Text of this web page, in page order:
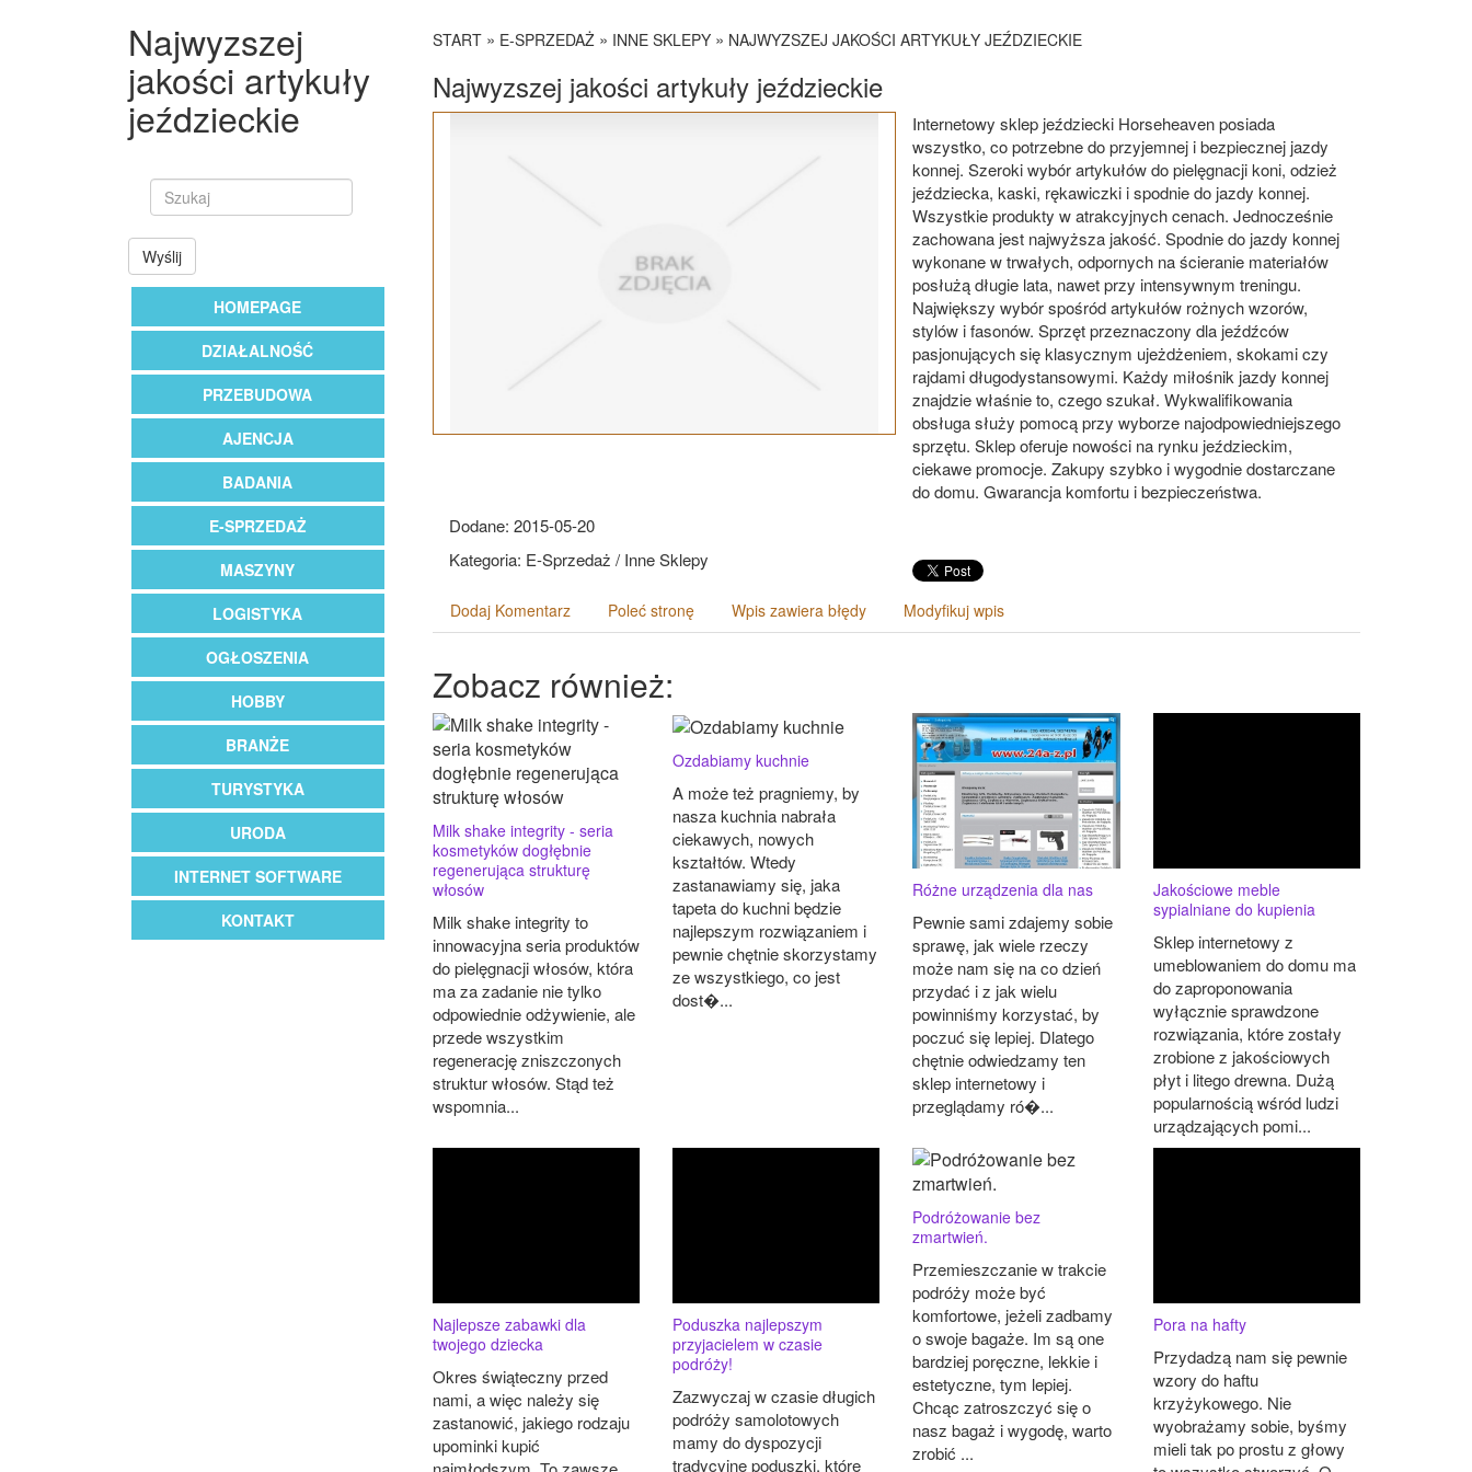
Najwyzszej
jakości artykuły
jeździeckie
Wyślij
HOMEPAGE
DZIAŁALNOŚĆ
PRZEBUDOWA
AJENCJA
BADANIA
E-SPRZEDAŻ
MASZYNY
LOGISTYKA
OGŁOSZENIA
HOBBY
BRANŻE
TURYSTYKA
URODA
INTERNET SOFTWARE
KONTAKT
START» E-SPRZEDAŻ» INNE SKLEPY» NAJWYZSZEJ JAKOŚCI ARTYKUŁY JEŹDZIECKIE
Najwyzszej jakości artykuły jeździeckie
Internetowy sklep jeździecki Horseheaven posiada
wszystko, co potrzebne do przyjemnej i bezpiecznej jazdy
konnej. Szeroki wybór artykułów do pielęgnacji koni, odzież
jeździecka, kaski, rękawiczki i spodnie do jazdy konnej.
Wszystkie produkty w atrakcyjnych cenach. Jednocześnie
zachowana jest najwyższa jakość. Spodnie do jazdy konnej
wykonane w trwałych, odpornych na ścieranie materiałów
posłużą długie lata, nawet przy intensywnym treningu.
Największy wybór spośród artykułów rożnych wzorów,
stylów i fasonów. Sprzęt przeznaczony dla jeźdźców
pasjonujących się klasycznym ujeżdżeniem, skokami czy
rajdami długodystansowymi. Każdy miłośnik jazdy konnej
znajdzie właśnie to, czego szukał. Wykwalifikowania
obsługa służy pomocą przy wyborze najodpowiedniejszego
sprzętu. Sklep oferuje nowości na rynku jeździeckim,
ciekawe promocje. Zakupy szybko i wygodnie dostarczane
do domu. Gwarancja komfortu i bezpieczeństwa.
Dodane: 2015-05-20
Kategoria: E-Sprzedaż / Inne Sklepy
Dodaj Komentarz Poleć stronę Wpis zawiera błędy Modyfikuj wpis
Zobacz również:
Milk shake integrity - seria
kosmetyków dogłębnie
regenerująca strukturę
włosów
Milk shake integrity to
innowacyjna seria produktów
do pielęgnacji włosów, która
ma za zadanie nie tylko
odpowiednie odżywienie, ale
przede wszystkim
regenerację zniszczonych
struktur włosów. Stąd też
wspomnia...
Ozdabiamy kuchnie
A może też pragniemy, by
nasza kuchnia nabrała
ciekawych, nowych
kształtów. Wtedy
zastanawiamy się, jaka
tapeta do kuchni będzie
najlepszym rozwiązaniem i
pewnie chętnie skorzystamy
ze wszystkiego, co jest
dost�...
Różne urządzenia dla nas
Pewnie sami zdajemy sobie
sprawę, jak wiele rzeczy
może nam się na co dzień
przydać i z jak wielu
powinniśmy korzystać, by
poczuć się lepiej. Dlatego
chętnie odwiedzamy ten
sklep internetowy i
przeglądamy ró�...
Jakościowe meble
sypialniane do kupienia
Sklep internetowy z
umeblowaniem do domu ma
do zaproponowania
wyłącznie sprawdzone
rozwiązania, które zostały
zrobione z jakościowych
płyt i litego drewna. Dużą
popularnością wśród ludzi
urządzających pomi...
Najlepsze zabawki dla
twojego dziecka
Okres świąteczny przed
nami, a więc należy się
zastanowić, jakiego rodzaju
upominki kupić
Poduszka najlepszym
przyjacielem w czasie
podróży!
Zazwyczaj w czasie długich
podróży samolotowych
mamy do dyspozycji
tradycyjne poduszki, które
Podróżowanie bez
zmartwień.
Przemieszczanie w trakcie
podróży może być
komfortowe, jeżeli zadbamy
o swoje bagaże. Im są one
bardziej poręczne, lekkie i
estetyczne, tym lepiej.
Chcąc zatroszczyć się o
nasz bagaż i wygodę, warto
zrobić ...
Pora na hafty
Przydadzą nam się pewnie
wzory do haftu
krzyżykowego. Nie
wyobrażamy sobie, byśmy
mieli tak po prostu z głowy